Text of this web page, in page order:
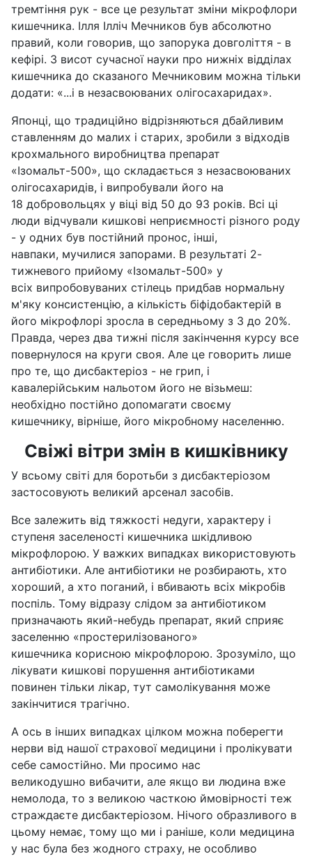
тремтіння рук - все це результат зміни мікрофлори
кишечника. Ілля Ілліч Мечников був абсолютно
правий, коли говорив, що запорука довголіття - в
кефірі. З висот сучасної науки про нижніх відділах
кишечника до сказаного Мечниковим можна тільки
додати: «...і в незасвоюваних олігосахаридах».
Японці, що традиційно відрізняються дбайливим
ставленням до малих і старих, зробили з відходів
крохмального виробництва препарат
«Ізомальт-500», що складається з незасвоюваних
олігосахаридів, і випробували його на
18 добровольцях у віці від 50 до 93 років. Всі ці
люди відчували кишкові неприємності різного роду
- у одних був постійний пронос, інші,
навпаки, мучилися запорами. В результаті 2-
тижневого прийому «Ізомальт-500» у
всіх випробовуваних стілець придбав нормальну
м'яку консистенцію, а кількість біфідобактерій в
його мікрофлорі зросла в середньому з 3 до 20%.
Правда, через два тижні після закінчення курсу все
повернулося на круги своя. Але це говорить лише
про те, що дисбактеріоз - не грип, і
кавалерійським нальотом його не візьмеш:
необхідно постійно допомагати своєму
кишечнику, вірніше, його мікробному населенню.
Свіжі вітри змін в кишківнику
У всьому світі для боротьби з дисбактеріозом
застосовують великий арсенал засобів.
Все залежить від тяжкості недуги, характеру і
ступеня заселеності кишечника шкідливою
мікрофлорою. У важких випадках використовують
антибіотики. Але антибіотики не розбирають, хто
хороший, а хто поганий, і вбивають всіх мікробів
поспіль. Тому відразу слідом за антибіотиком
призначають який-небудь препарат, який сприяє
заселенню «простерилізованого»
кишечника корисною мікрофлорою. Зрозуміло, що
лікувати кишкові порушення антибіотиками
повинен тільки лікар, тут самолікування може
закінчитися трагічно.
А ось в інших випадках цілком можна поберегти
нерви від нашої страхової медицини і пролікувати
себе самостійно. Ми просимо нас
великодушно вибачити, але якщо ви людина вже
немолода, то з великою часткою ймовірності теж
страждаєте дисбактеріозом. Нічого образливого в
цьому немає, тому що ми і раніше, коли медицина
у нас була без жодного страху, не особливо